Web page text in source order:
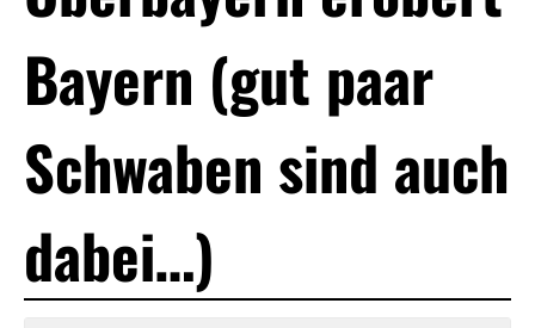
Bayern (gut paar
Schwaben sind auch
dabei…)